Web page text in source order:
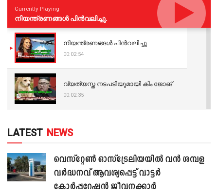
Currently Playing
നിയന്ത്രണങ്ങള്‍ പിന്‍വലിച്ചു.
നിയന്ത്രണങ്ങള്‍ പിന്‍വലിച്ചു.
00:02:54
വ്യത്യസ്ത നടപടിയുമായി കിം ജോങ്
00:02:35
LATEST NEWS
വെസ്റ്റേൺ ഓസ്‌ട്രേലിയയിൽ വൻ ശമ്പള
വർദ്ധനവ് ആവശ്യപ്പെട്ട് വാട്ടർ
കോർപ്പറേഷൻ ജീവനക്കാർ